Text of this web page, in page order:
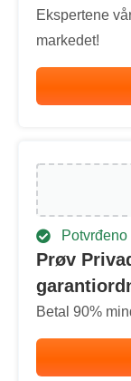
Ekspertene
markedet!
Potvrđeno
Prøv
Betal 90%